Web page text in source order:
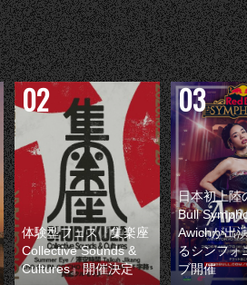
体験型フェス『集楽座
Collective Sounds &
Cultures』開催決定
日本初上陸
Bull
Awichが出
るシンフォ
ブ開催